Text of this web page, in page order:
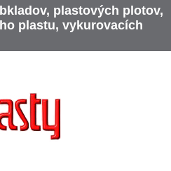
plastových plotov,
plastu, vykurovacích